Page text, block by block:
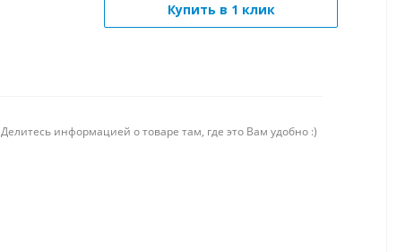
Купить в 1 клик
Делитесь информацией о товаре там, где это Вам удобно :)